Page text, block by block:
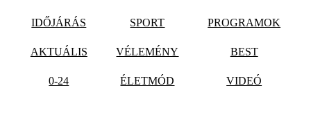
IDŐJÁRÁS SPORT PROGRAMOK
AKTUÁLIS VÉLEMÉNY BEST
0-24 ÉLETMÓD VIDEÓ